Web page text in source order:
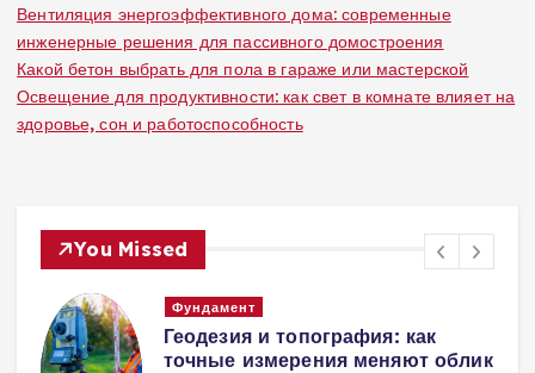
Вентиляция энергоэффективного дома: современные
инженерные решения для пассивного домостроения
Какой бетон выбрать для пола в гараже или мастерской
Освещение для продуктивности: как свет в комнате влияет на
здоровье, сон и работоспособность
You Missed
Вентиляция
Вентиляция
энергоэффективного дома: